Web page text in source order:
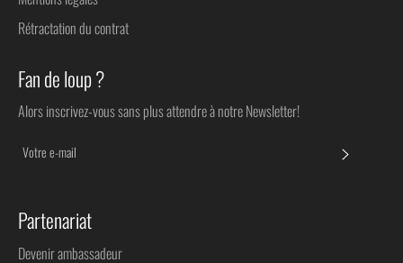
Rétractation du contrat
Fan de loup ?
Alors inscrivez-vous sans plus attendre à notre Newsletter!
Partenariat
Devenir ambassadeur